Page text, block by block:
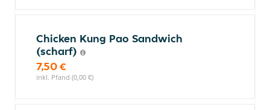
Chicken Kung Pao Sandwich
(scharf)
7,50 €
inkl. Pfand (0,00 €)